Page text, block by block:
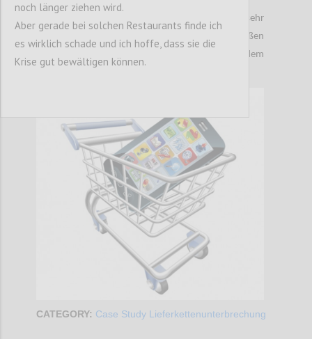
Das Jahr 2022 wird für den Smartphone Markt sehr
entscheidend sein. Wir können also einen heißen
Kampf um den Thron am Smartphone Markt ab dem
CATEGORY: Case Study Lieferkettenunterbrechung
noch länger ziehen wird.
Aber gerade bei solchen Restaurants finde ich
es wirklich schade und ich hoffe, dass sie die
Krise gut bewältigen können.